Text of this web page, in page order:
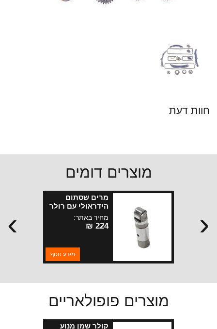
חוות דעת
מוצרים דומים
מרים שסתום
הידראולי עם רולר
ליטר
מחיר באתר:
224 ₪
מידע נוסף
› ‹
מוצרים פופולאריים
קולר שמן מנוע